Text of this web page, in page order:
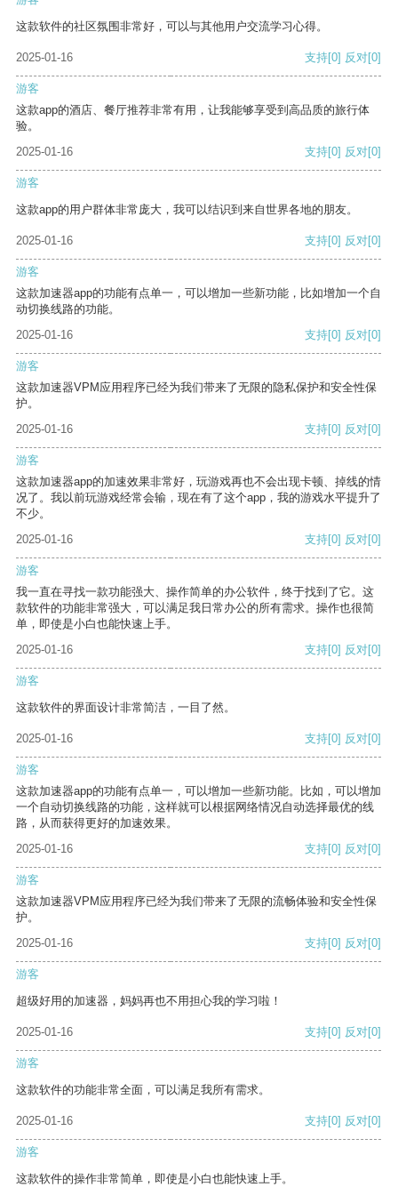
这款软件的社区氛围非常好，可以与其他用户交流学习心得。
2025-01-16 支持[0] 反对[0]
游客
这款app的酒店、餐厅推荐非常有用，让我能够享受到高品质的旅行体
验。
2025-01-16
支持[0] 反对[0]
游客
这款app的用户群体非常庞大，我可以结识到来自世界各地的朋友。
2025-01-16 支持[0] 反对[0]
游客
这款加速器app的功能有点单一，可以增加一些新功能，比如增加一个自
动切换线路的功能。
2025-01-16
支持[0] 反对[0]
游客
这款加速器VPM应用程序已经为我们带来了无限的隐私保护和安全性保
护。
2025-01-16
支持[0] 反对[0]
游客
这款加速器app的加速效果非常好，玩游戏再也不会出现卡顿、掉线的情
况了。我以前玩游戏经常会输，现在有了这个app，我的游戏水平提升了
不少。
2025-01-16
支持[0] 反对[0]
游客
我一直在寻找一款功能强大、操作简单的办公软件，终于找到了它。这
款软件的功能非常强大，可以满足我日常办公的所有需求。操作也很简
单，即使是小白也能快速上手。
2025-01-16
支持[0] 反对[0]
游客
这款软件的界面设计非常简洁，一目了然。
2025-01-16 支持[0] 反对[0]
游客
这款加速器app的功能有点单一，可以增加一些新功能。比如，可以增加
一个自动切换线路的功能，这样就可以根据网络情况自动选择最优的线
路，从而获得更好的加速效果。
2025-01-16
支持[0] 反对[0]
游客
这款加速器VPM应用程序已经为我们带来了无限的流畅体验和安全性保
护。
2025-01-16
支持[0] 反对[0]
游客
超级好用的加速器，妈妈再也不用担心我的学习啦！
2025-01-16 支持[0] 反对[0]
游客
这款软件的功能非常全面，可以满足我所有需求。
2025-01-16 支持[0] 反对[0]
游客
这款软件的操作非常简单，即使是小白也能快速上手。